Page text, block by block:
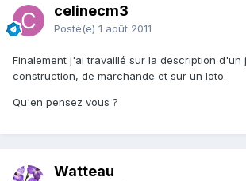
celinecm3
Posté(e) 1 août 2011
Finalement j'ai travaillé sur la description d'un
construction, de marchande et sur un loto.
Qu'en pensez vous ?
Watteau